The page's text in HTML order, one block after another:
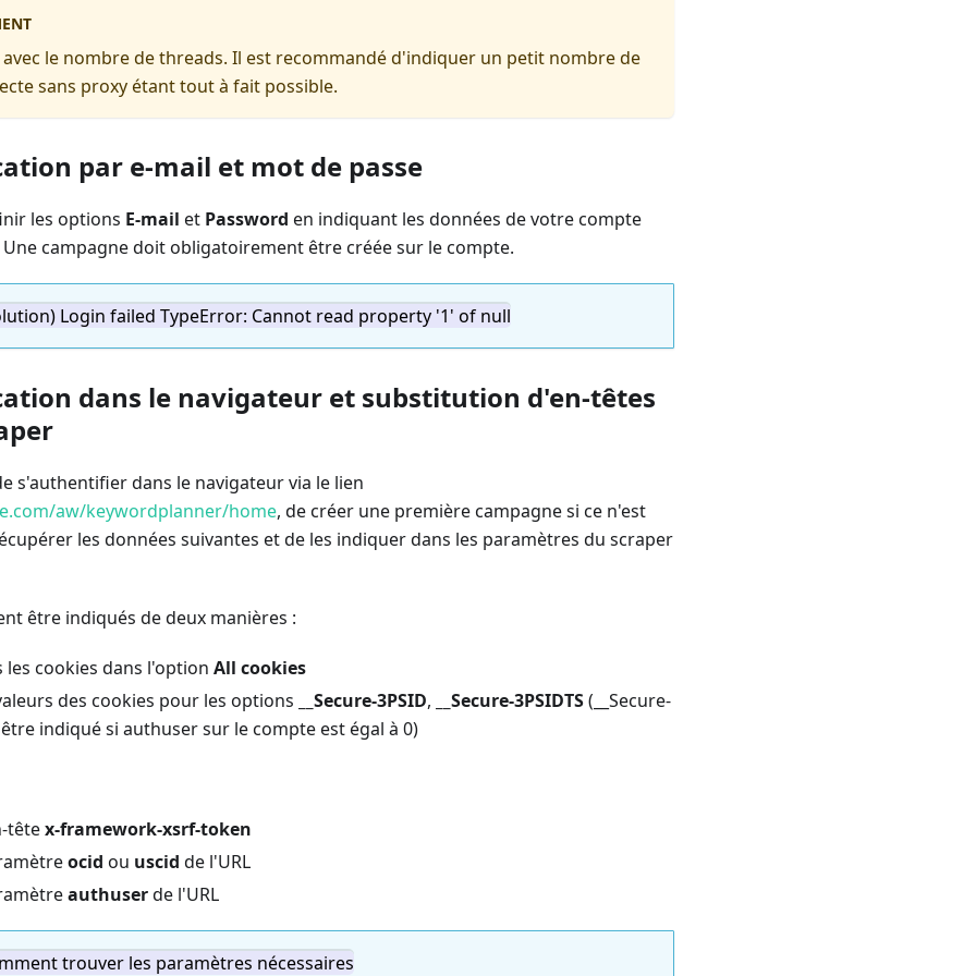
le nombre de threads. Il est recommandé d'indiquer un petit nombre de
sans proxy étant tout à fait possible.
par e-mail et mot de passe
les options E-mail et Password en indiquant les données de votre compte
Une campagne doit obligatoirement être créée sur le compte.
Login failed TypeError: Cannot read property '1' of null
dans le navigateur et substitution d'en-têtes
s'authentifier dans le navigateur via le lien
aw/keywordplanner/home, de créer une première campagne si ce n'est
les données suivantes et de les indiquer dans les paramètres du scraper
être indiqués de deux manières :
cookies dans l'option All cookies
des cookies pour les options
__Secure-3PSID, __Secure-3PSIDTS(__Secure-
être indiqué si authuser sur le compte est égal à 0)
têtex-framework-xsrf-token
ocid ou uscid de l'URL
authuserde l'URL
trouver les paramètres nécessaires